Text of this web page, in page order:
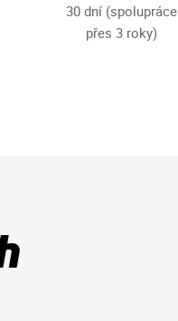
30 dní (spolupráce
přes 3 roky)